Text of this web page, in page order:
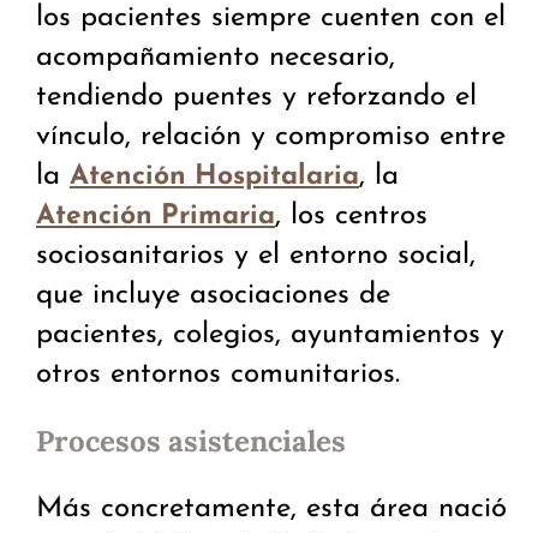
los pacientes siempre cuenten con el
acompañamiento necesario,
tendiendo puentes y reforzando el
vínculo, relación y compromiso entre
la Atención Hospitalaria, la
Atención Primaria, los centros
sociosanitarios y el entorno social,
que incluye asociaciones de
pacientes, colegios, ayuntamientos y
otros entornos comunitarios.
Procesos asistenciales
Más concretamente, esta área nació